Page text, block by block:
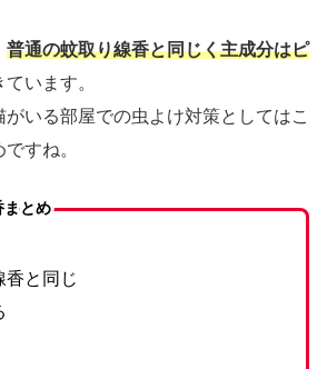
普通の蚊取り線香と同じく主成分はピ
います。
いる部屋での虫よけ対策としてはこ
すね。
まとめ
香と同じ